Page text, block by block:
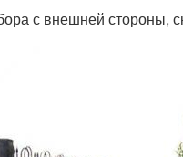
с внешней стороны,